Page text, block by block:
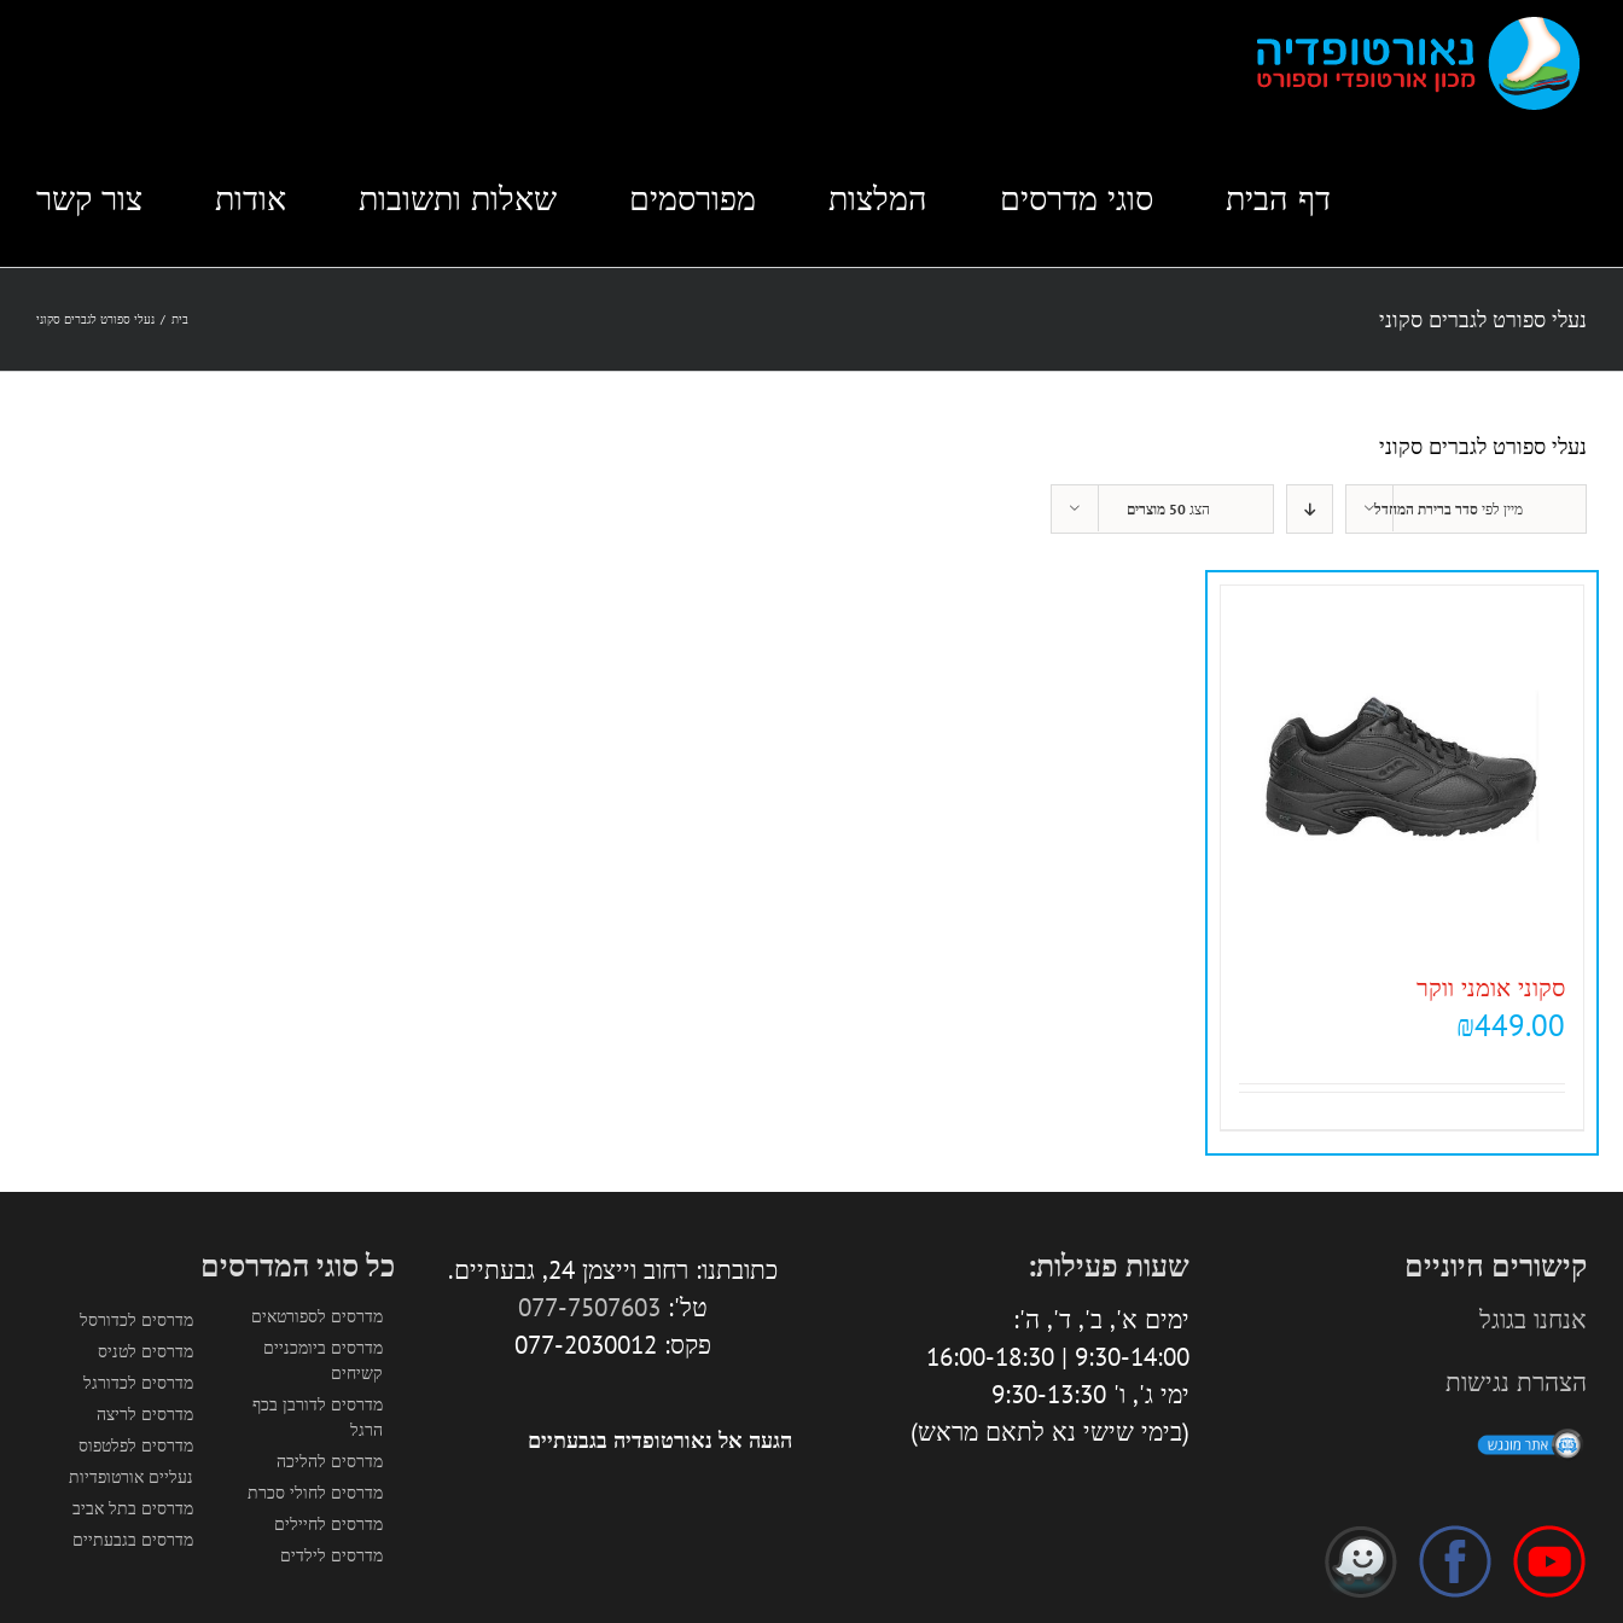
לתוכן
דף הבית סוגי מדרסים המלצות מפורסמים שאלות ותשובות אודות צור קשר
נעלי ספורט לגברים סקוני בית / נעלי ספורט לגברים סקוני
נעלי ספורט לגברים סקוני
מיין לפי סדר ברירת המחדל הצג 50 מוצרים
סקוני אומני ווקר
₪449.00
קישורים חיוניים
אנחנו בגוגל
הצהרת נגישות
שעות פעילות:
ימים א', ב', ד', ה':
9:30-14:00 | 16:00-18:30
ימי ג', ו' 9:30-13:30
(בימי שישי נא לתאם מראש)
כתובתנו: רחוב וייצמן 24, גבעתיים.
טל': 077-7507603
פקס: 077-2030012
הגעה אל נאורטופדיה בגבעתיים
כל סוגי המדרסים
מדרסים לספורטאים
מדרסים ביומכניים
קשיחים
מדרסים לדורבן בכף
הרגל
מדרסים להליכה
מדרסים לחולי סכרת
מדרסים לחיילים
מדרסים לילדים
מדרסים לכדורסל
מדרסים לטניס
מדרסים לכדורגל
מדרסים לריצה
מדרסים לפלטפוס
נעליים אורטופדיות
מדרסים בתל אביב
מדרסים בגבעתיים